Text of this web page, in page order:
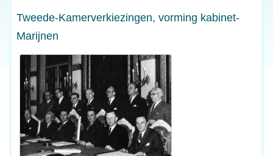
Tweede-Kamerverkiezingen, vorming kabinet-
Marijnen